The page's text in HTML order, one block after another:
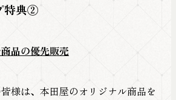
特典②
品の優先販売
様は、本田屋のオリジナル商品を